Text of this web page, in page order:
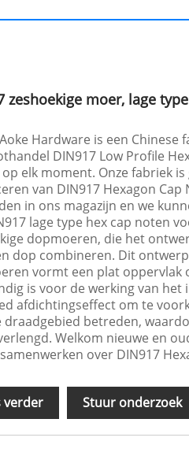
zeshoekige moer, lage type
Hardware is een
DIN917 Low Profile
elk moment. Onze fabriek
van DIN917 Hexagon Cap
in ons magazijn en we
lage type hex cap noten
dopmoeren, die het
dop combineren. Dit
vormt een plat oppervlak
is voor de werking van
afdichtingseffect om te
draadgebied betreden,
Welkom nieuwe en
over DIN917
verder Stuur onderzoek